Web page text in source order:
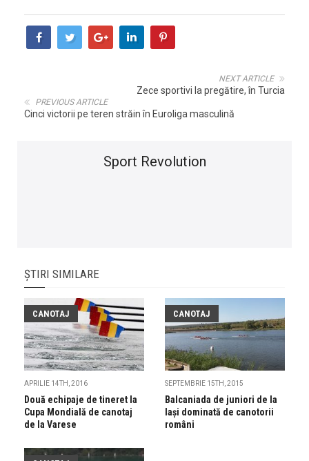
NEXT ARTICLE
Zece sportivi la pregătire, în Turcia
PREVIOUS ARTICLE
Cinci victorii pe teren străin în Euroliga masculină
Sport Revolution
ȘTIRI SIMILARE
CANOTAJ
APRILIE 14TH, 2016
Două echipaje de tineret la
Cupa Mondială de canotaj
de la Varese
CANOTAJ
SEPTEMBRIE 15TH, 2015
Balcaniada de juniori de la
Iași dominată de canotorii
români